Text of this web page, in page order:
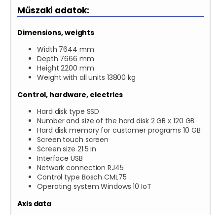
Műszaki adatok:
Dimensions, weights
Width 7644 mm
Depth 7666 mm
Height 2200 mm
Weight with all units 13800 kg
Control, hardware, electrics
Hard disk type SSD
Number and size of the hard disk 2 GB x 120 GB
Hard disk memory for customer programs 10 GB
Screen touch screen
Screen size 21.5 in
Interface USB
Network connection RJ45
Control type Bosch CML75
Operating system Windows 10 IoT
Axis data